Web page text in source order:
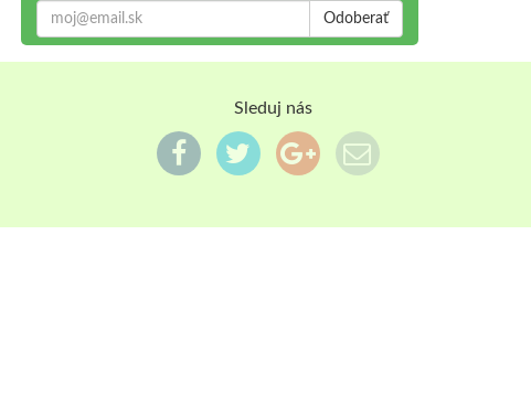
Odoberať
Sleduj nás